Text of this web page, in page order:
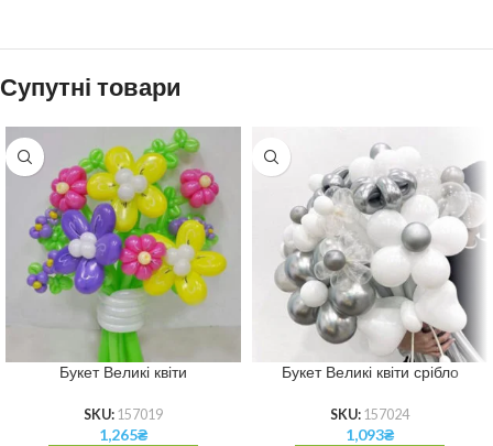
Супутні товари
Букет Великі квіти
SKU: 157019
1,265₴
Букет Великі квіти срібло
SKU: 157024
1,093₴